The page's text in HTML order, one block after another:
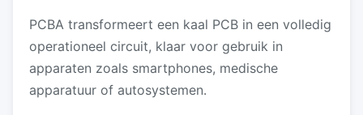
PCBA transformeert een kaal PCB in een volledig
operationeel circuit, klaar voor gebruik in
apparaten zoals smartphones, medische
apparatuur of autosystemen.